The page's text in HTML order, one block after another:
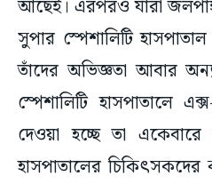
আছেই। এরপরও যাঁরা
সুপার স্পেশালিটি
তাঁদের অভিজ্ঞতা আবার
স্পেশালিটি হাসপাতালে
দেওয়া হচ্ছে তা
হাসপাতালের চিকিৎসকদের